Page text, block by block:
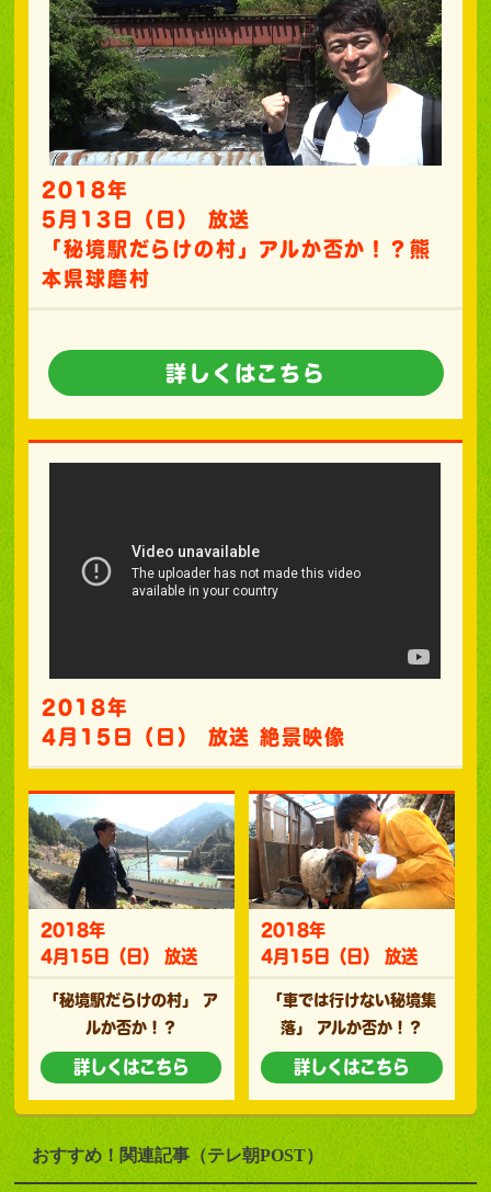
2018年
5月13日（日） 放送
「秘境駅だらけの村」アルか否か！？熊
本県球磨村
詳しくはこちら
2018年
4月15日（日） 放送 絶景映像
2018年
4月15日（日） 放送
「秘境駅だらけの村」ア
ルか否か！？
詳しくはこちら
2018年
4月15日（日） 放送
「車では行けない秘境集
落」 アルか否か！？
詳しくはこちら
おすすめ！関連記事（テレ朝POST）